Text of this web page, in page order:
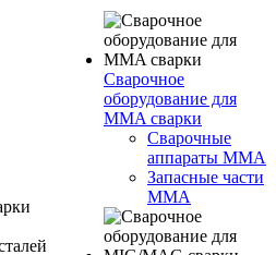
Сварочное
оборудование для
MMA сварки
Сварочные
аппараты MMA
Запасные части
MMA